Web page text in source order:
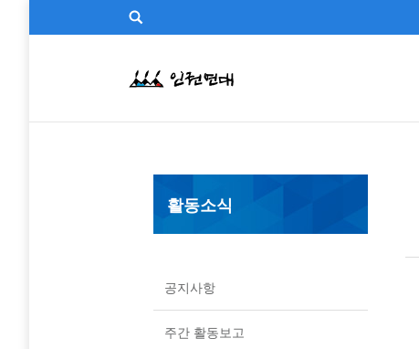
활동소식
공지사항
주간 활동보고